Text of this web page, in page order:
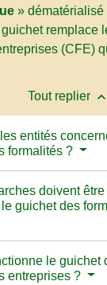
»
guichet remplace
(CFE)
Tout replier keyboard_arrow_up
entités
formalités ?
doivent être
guichet des
le guichet
entreprises ?